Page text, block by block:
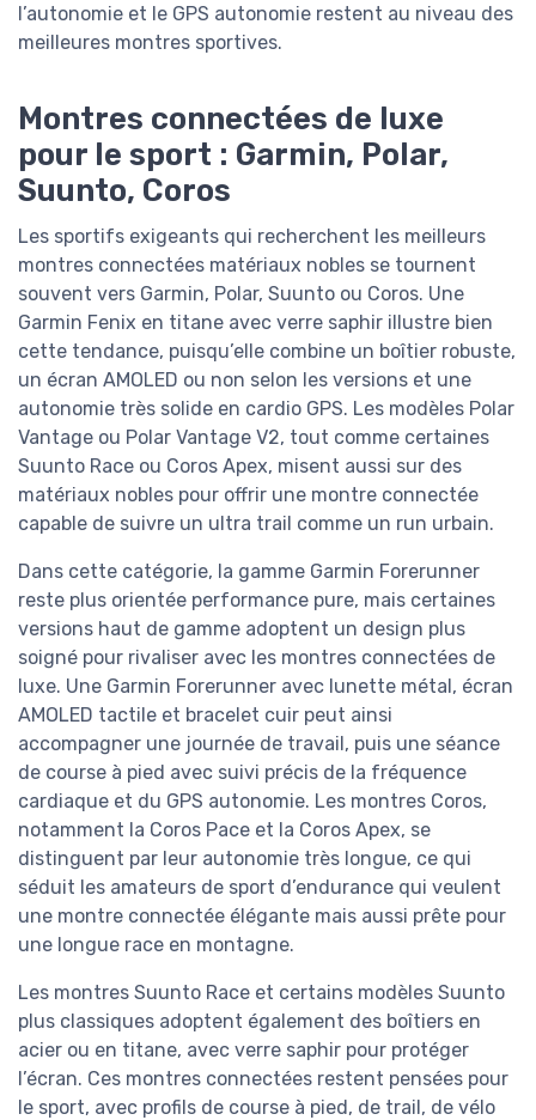
l’autonomie et le GPS autonomie restent au niveau des
meilleures montres sportives.
Montres connectées de luxe
pour le sport : Garmin, Polar,
Suunto, Coros
Les sportifs exigeants qui recherchent les meilleurs
montres connectées matériaux nobles se tournent
souvent vers Garmin, Polar, Suunto ou Coros. Une
Garmin Fenix en titane avec verre saphir illustre bien
cette tendance, puisqu’elle combine un boîtier robuste,
un écran AMOLED ou non selon les versions et une
autonomie très solide en cardio GPS. Les modèles Polar
Vantage ou Polar Vantage V2, tout comme certaines
Suunto Race ou Coros Apex, misent aussi sur des
matériaux nobles pour offrir une montre connectée
capable de suivre un ultra trail comme un run urbain.
Dans cette catégorie, la gamme Garmin Forerunner
reste plus orientée performance pure, mais certaines
versions haut de gamme adoptent un design plus
soigné pour rivaliser avec les montres connectées de
luxe. Une Garmin Forerunner avec lunette métal, écran
AMOLED tactile et bracelet cuir peut ainsi
accompagner une journée de travail, puis une séance
de course à pied avec suivi précis de la fréquence
cardiaque et du GPS autonomie. Les montres Coros,
notamment la Coros Pace et la Coros Apex, se
distinguent par leur autonomie très longue, ce qui
séduit les amateurs de sport d’endurance qui veulent
une montre connectée élégante mais aussi prête pour
une longue race en montagne.
Les montres Suunto Race et certains modèles Suunto
plus classiques adoptent également des boîtiers en
acier ou en titane, avec verre saphir pour protéger
l’écran. Ces montres connectées restent pensées pour
le sport, avec profils de course à pied, de trail, de vélo